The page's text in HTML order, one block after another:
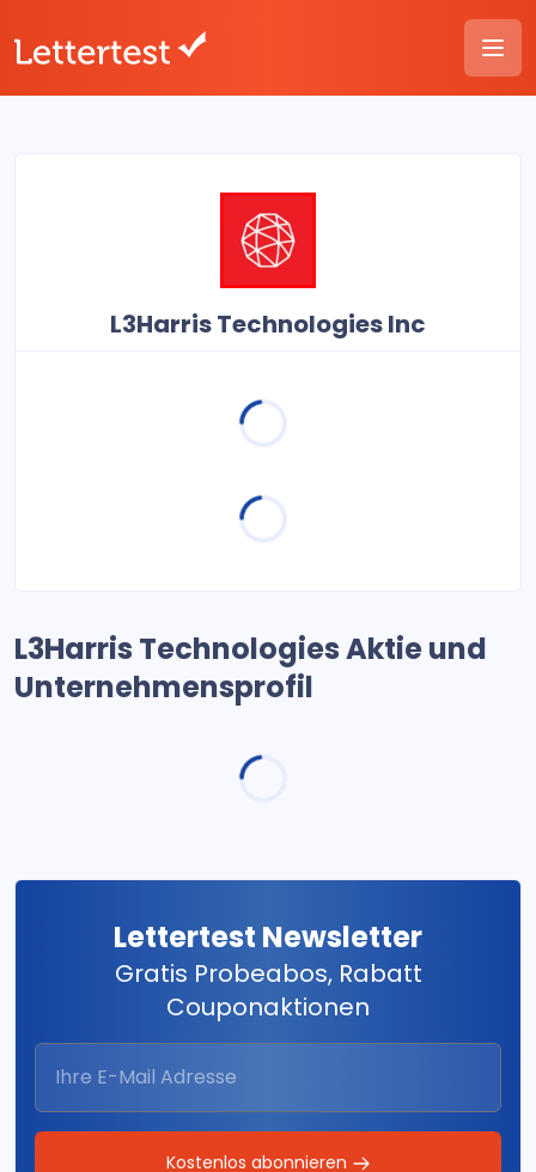
L3Harris Technologies Inc
L3Harris Technologies Aktie und
Unternehmensprofil
Lettertest Newsletter
Gratis Probeabos, Rabatt
Couponaktionen
Kostenlos abonnieren